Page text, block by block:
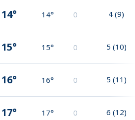
14° 14° 0 4 (9)
15° 15° 0 5 (10)
16° 16° 0 5 (11)
17° 17° 0 6 (12)